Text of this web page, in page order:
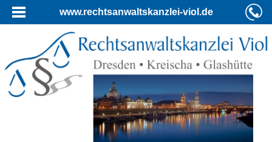
www.rechtsanwaltskanzlei-viol.de